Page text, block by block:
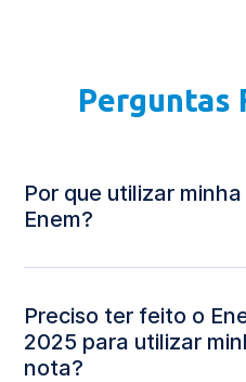
Perguntas
Por que utilizar
Enem?
Preciso ter feito o
2025 para utilizar
nota?